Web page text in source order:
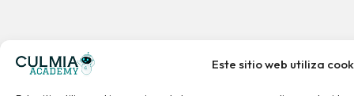
Este sitio web utiliza